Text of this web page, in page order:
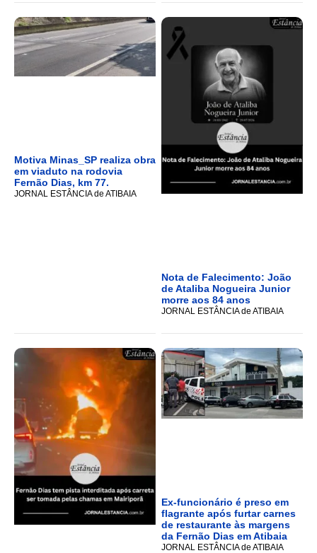
Motiva Minas_SP realiza obra
em viaduto na rodovia
Fernão Dias, km 77.
JORNAL ESTÂNCIA de ATIBAIA
Nota de Falecimento: João
de Ataliba Nogueira Junior
morre aos 84 anos
JORNAL ESTÂNCIA de ATIBAIA
Ex-funcionário é preso em
flagrante após furtar carnes
de restaurante às margens
da Fernão Dias em Atibaia
JORNAL ESTÂNCIA de ATIBAIA